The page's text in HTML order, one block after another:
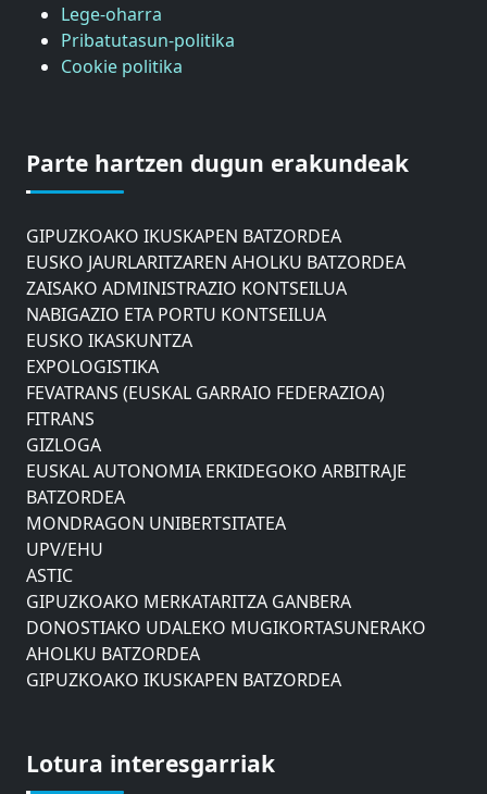
Lege-oharra
Pribatutasun-politika
Cookie politika
Parte hartzen dugun erakundeak
GIPUZKOAKO MERKATARITZA GANBERA
DONOSTIAKO UDALEKO MUGIKORTASUNERAKO
GIPUZKOAKO IKUSKAPEN BATZORDEA
EUSKO JAURLARITZAREN AHOLKU BATZORDEA
ZAISAKO ADMINISTRAZIO KONTSEILUA
NABIGAZIO ETA PORTU KONTSEILUA
EUSKO IKASKUNTZA
EXPOLOGISTIKA
FEVATRANS (EUSKAL GARRAIO FEDERAZIOA)
FITRANS
GIZLOGA
EUSKAL AUTONOMIA ERKIDEGOKO ARBITRAJE
BATZORDEA
MONDRAGON UNIBERTSITATEA
UPV/EHU
ASTIC
GIPUZKOAKO MERKATARITZA GANBERA
DONOSTIAKO UDALEKO MUGIKORTASUNERAKO
AHOLKU BATZORDEA
GIPUZKOAKO IKUSKAPEN BATZORDEA
NABIGAZIO ETA PORTU KONTSEILUA
EUSKO IKASKUNTZA
Lotura interesgarriak